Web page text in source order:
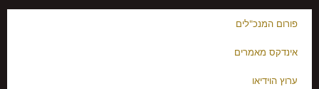
פורום המנכ"לים
אינדקס מאמרים
ערוץ הוידיאו